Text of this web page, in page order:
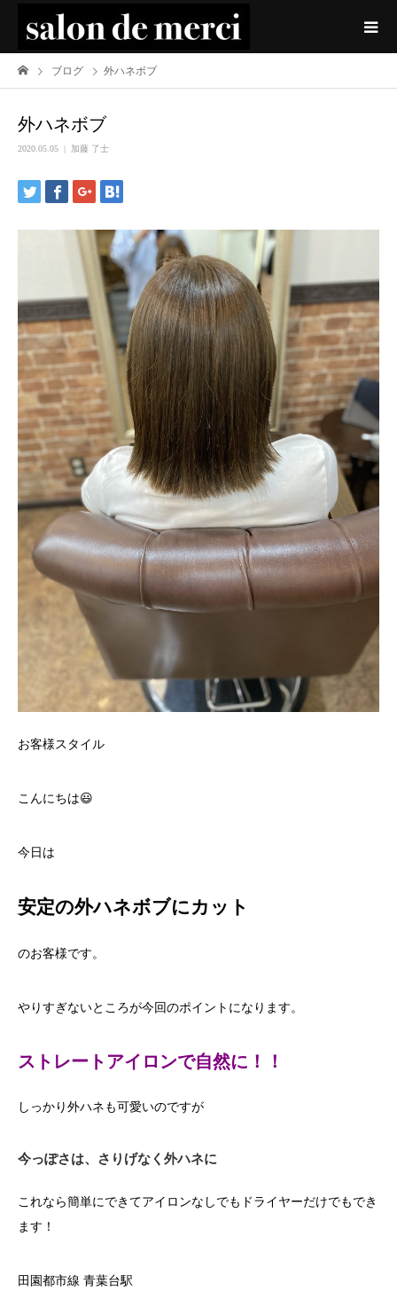
ブログ 外ハネボブ
外ハネボブ
2020.05.05 加藤 了士
お客様スタイル
こんにちは😃
今日は
安定の外ハネボブにカット
のお客様です。
やりすぎないところが今回のポイントになります。
ストレートアイロンで自然に！！
しっかり外ハネも可愛いのですが
今っぽさは、さりげなく外ハネに
これなら簡単にできてアイロンなしでもドライヤーだけでもでき
ます！
田園都市線 青葉台駅